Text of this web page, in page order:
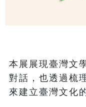
本展展現臺灣文
對話，也透過梳
來建立臺灣文化